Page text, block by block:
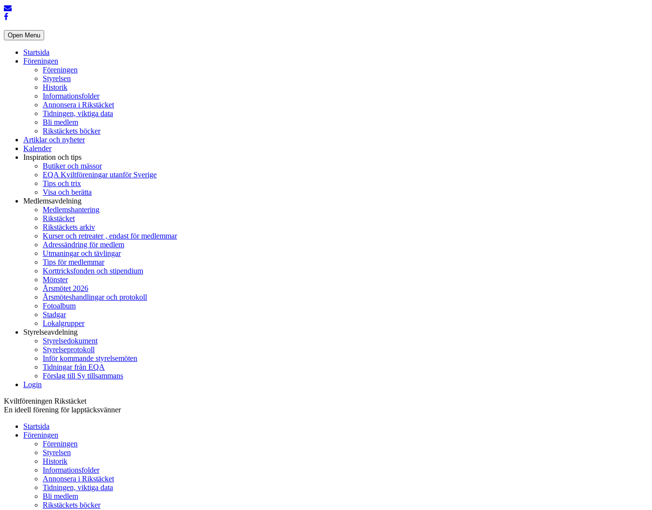
Open Menu
Startsida
Föreningen
Föreningen
Styrelsen
Historik
Informationsfolder
Annonsera i Rikstäcket
Tidningen, viktiga data
Bli medlem
Rikstäckets böcker
Artiklar och nyheter
Kalender
Inspiration och tips
Butiker och mässor
EQA Kviltföreningar utanför Sverige
Tips och trix
Visa och berätta
Medlemsavdelning
Medlemshantering
Rikstäcket
Rikstäckets arkiv
Kurser och retreater , endast för medlemmar
Adressändring för medlem
Utmaningar och tävlingar
Tips för medlemmar
Korttricksfonden och stipendium
Mönster
Årsmötet 2026
Årsmöteshandlingar och protokoll
Fotoalbum
Stadgar
Lokalgrupper
Styrelseavdelning
Styrelsedokument
Styrelseprotokoll
Inför kommande styrelsemöten
Tidningar från EQA
Förslag till Sy tillsammans
Login
Kviltföreningen Rikstäcket
En ideell förening för lapptäcksvänner
Startsida
Föreningen
Föreningen
Styrelsen
Historik
Informationsfolder
Annonsera i Rikstäcket
Tidningen, viktiga data
Bli medlem
Rikstäckets böcker